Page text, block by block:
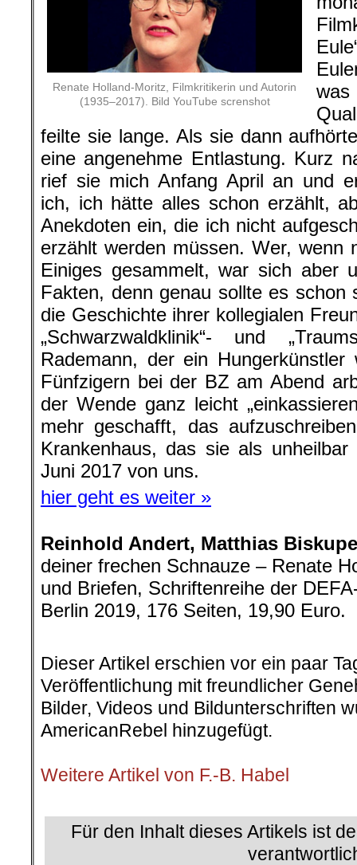
Renate Holland-Moritz, Filmkritikerin und Autorin
(1935–2017). Bild YouTube screnshot
was
feilte sie lange. Als sie dann
eine angenehme Entlastung. Kurz
rief sie mich Anfang April an und
ich, ich hätte alles schon erzählt,
Anekdoten ein, die ich nicht
erzählt werden müssen. Wer, wenn
Einiges gesammelt, war sich aber
Fakten, denn genau sollte es schon
die Geschichte ihrer kollegialen
„Schwarzwaldklinik“- und
Rademann, der ein
Fünfzigern bei der BZ am Abend
der Wende ganz leicht
mehr geschafft, das
Krankenhaus, das sie als
Juni 2017 von uns.
hier geht es weiter »
Reinhold Andert, Matthias
deiner frechen Schnauze – Renate
und Briefen, Schriftenreihe der
Berlin 2019, 176 Seiten, 19,90 Euro.
Dieser Artikel erschien vor ein paar
Veröffentlichung mit freundlicher
Bilder, Videos und Bildunterschriften
AmericanRebel hinzugefügt.
Weitere Artikel von F.-B. Habel
Für den Inhalt dieses Artikels ist